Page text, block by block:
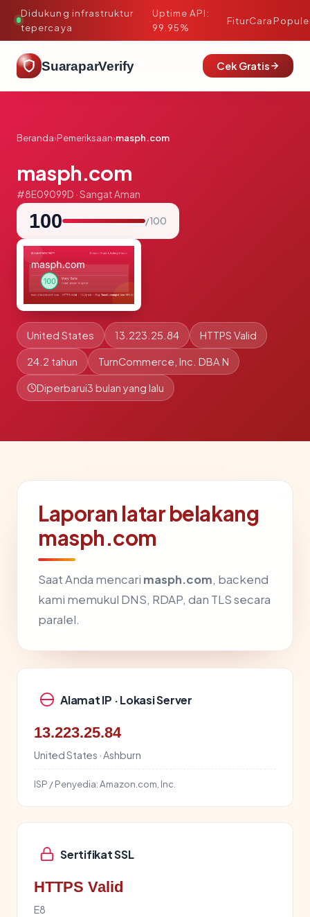
Didukung infrastruktur
tepercaya
·
Uptime API:
99.95%
FiturCara
SuaraparVerify Cek Gratis
Beranda›Pemeriksaan›masph.com
masph.com
#8E09099D · Sangat Aman
100 / 100
United States 13.223.25.84 HTTPS Valid
24.2 tahun TurnCommerce, Inc. DBA N
Diperbarui3 bulan yang lalu
Laporan latar belakang
masph.com
Saat Anda mencari masph.com, backend
kami memukul DNS, RDAP, dan TLS secara
paralel.
Alamat IP · Lokasi Server
13.223.25.84
United States · Ashburn
ISP / Penyedia:Amazon.com, Inc.
Sertifikat SSL
HTTPS Valid
E8